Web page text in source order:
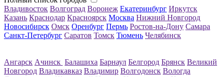
Владивосток Волгоград Воронеж Екатеринбург Иркутск
Казань Краснодар Красноярск Москва Нижний Новгород
Новосибирск Омск Оренбург Пермь Ростов-на-Дону Самара
Санкт-Петербург Саратов Томск Тюмень Челябинск
Ангарск Ачинск Балашиха Барнаул Белгород Брянск Великий
Новгород Владикавказ Владимир Волгодонск Вологда